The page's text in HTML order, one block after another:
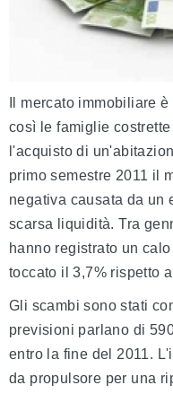
Il mercato immobiliare
così le famiglie
l'acquisto di
primo semestre 2011 il
negativa causata da un
scarsa liquidità. Tra
hanno registrato un
toccato il 3,7% rispetto
Gli scambi sono stati
previsioni parlano di
entro la fine del 2011.
da propulsore per una